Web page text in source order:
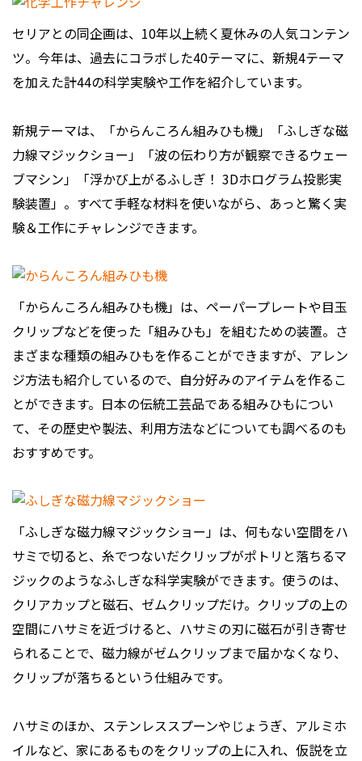
セリアとの同企画は、10年以上続く夏休みの人気コンテン
ツ。今年は、過去にコラボした40テーマに、新規4テーマ
を加えた計44の科学実験や工作を紹介しています。
新規テーマは、「からんころん組みひも機」「ふしぎな磁
力線マジックショー」「波の伝わり方が観察できるウェー
ブマシン」「浮かび上がるふしぎ！ 3Dホログラム投影実
験装置」。すべて手軽な材料を使いながら、あっと驚く実
験＆工作にチャレンジできます。
「からんころん組みひも機」は、ペーパープレートや目玉
クリップなどを使った「組みひも」を組むための装置。さ
まざまな種類の組みひもを作ることができますが、アレン
ジ方法も紹介しているので、自分好みのアイテムを作るこ
とができます。日本の伝統工芸品である組みひもについ
て、その歴史や製法、利用方法などについても調べるのも
おすすめです。
「ふしぎな磁力線マジックショー」は、何もない空間をハ
サミで切ると、糸でつないだクリップがポトリと落ちるマ
ジックのようなふしぎな科学実験ができます。使うのは、
クリアカップと磁石、ゼムクリップだけ。クリップの上の
空間にハサミを近づけると、ハサミの刃に磁石が引き寄せ
られることで、磁力線がゼムクリップまで届かなくなり、
クリップが落ちるという仕組みです。
ハサミのほか、ステンレススプーンやじょうぎ、アルミホ
イルなど、家にあるものをクリップの上に入れ、仮説を立